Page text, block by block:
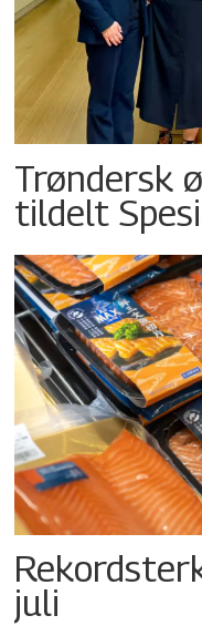
Trøndersk
tildelt
juli